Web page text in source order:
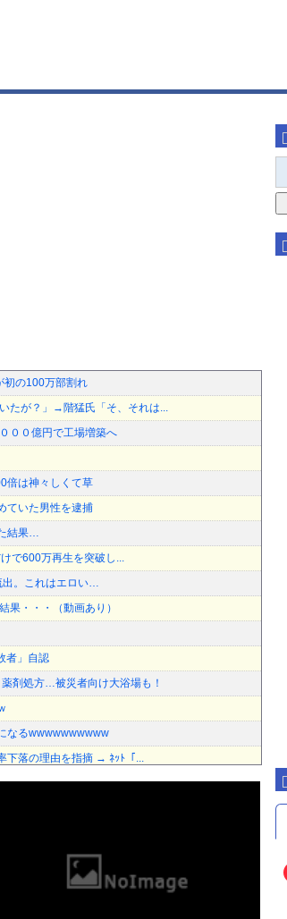
初の100万部割れ
たが？」→階猛氏「そ、それは...
００億円で工場増築へ
倍は神々しくて草
ていた男性を逮捕
結果…
で600万再生を突破し...
出。これはエロい…
果・・・（動画あり）
者」自認
剤処方…被災者向け大浴場も！
なるwwwwwwwwww
下落の理由を指摘 → ﾈｯﾄ「...
題に、中国の重要都市の上に長...
しまう・・・
円ｗｗｗｗｗｗ